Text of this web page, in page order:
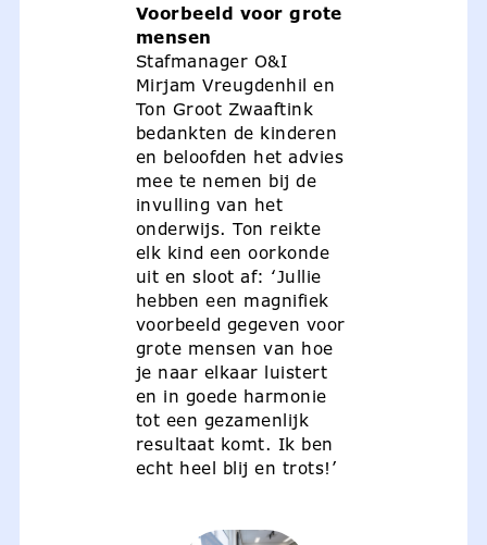
Voorbeeld voor grote
mensen
Stafmanager O&I
Mirjam Vreugdenhil en
Ton Groot Zwaaftink
bedankten de kinderen
en beloofden het advies
mee te nemen bij de
invulling van het
onderwijs. Ton reikte
elk kind een oorkonde
uit en sloot af: ‘Jullie
hebben een magnifiek
voorbeeld gegeven voor
grote mensen van hoe
je naar elkaar luistert
en in goede harmonie
tot een gezamenlijk
resultaat komt. Ik ben
echt heel blij en trots!’